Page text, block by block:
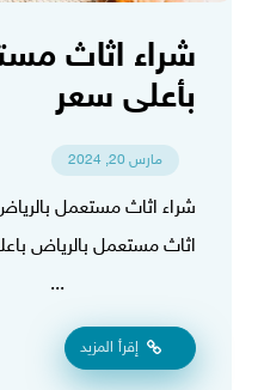
شراء اثاث
بأعلى سعر
مارس 20, 2024
شراء اثاث مستعمل
اثاث مستعمل بالرياض
...
إقرأ المزيد